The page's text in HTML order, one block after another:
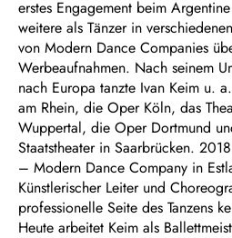
erstes Engagement beim
weitere als Tänzer in
von Modern Dance Companies
Werbeaufnahmen. Nach seinem
nach Europa tanzte Ivan Keim u.
am Rhein, die Oper Köln, das
Wuppertal, die Oper Dortmund
Staatstheater in Saarbrücken.
– Modern Dance Company in
Künstlerischer Leiter und
professionelle Seite des Tanzens
Heute arbeitet Keim als